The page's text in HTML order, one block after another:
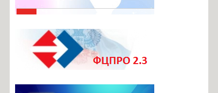
Документы ОО
Телефоны доверия
Безопасный маршрут в школу
Центр профориентационного и карьерного сопровождения